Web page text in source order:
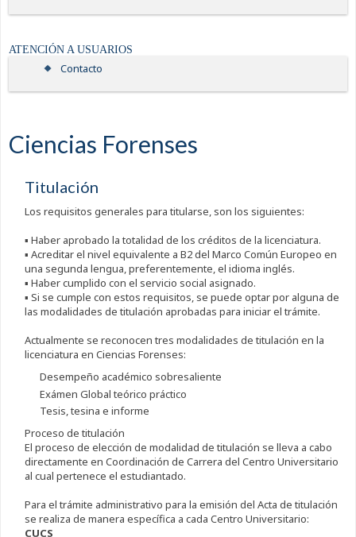
ATENCIÓN A USUARIOS
Contacto
Ciencias Forenses
Titulación
Los requisitos generales para titularse, son los siguientes:
▪ Haber aprobado la totalidad de los créditos de la licenciatura.
▪ Acreditar el nivel equivalente a B2 del Marco Común Europeo en
una segunda lengua, preferentemente, el idioma inglés.
▪ Haber cumplido con el servicio social asignado.
▪ Si se cumple con estos requisitos, se puede optar por alguna de
las modalidades de titulación aprobadas para iniciar el trámite.
Actualmente se reconocen tres modalidades de titulación en la
licenciatura en Ciencias Forenses:
Desempeño académico sobresaliente
Exámen Global teórico práctico
Tesis, tesina e informe
Proceso de titulación
El proceso de elección de modalidad de titulación se lleva a cabo
directamente en Coordinación de Carrera del Centro Universitario
al cual pertenece el estudiantado.
Para el trámite administrativo para la emisión del Acta de titulación
se realiza de manera específica a cada Centro Universitario:
CUCS